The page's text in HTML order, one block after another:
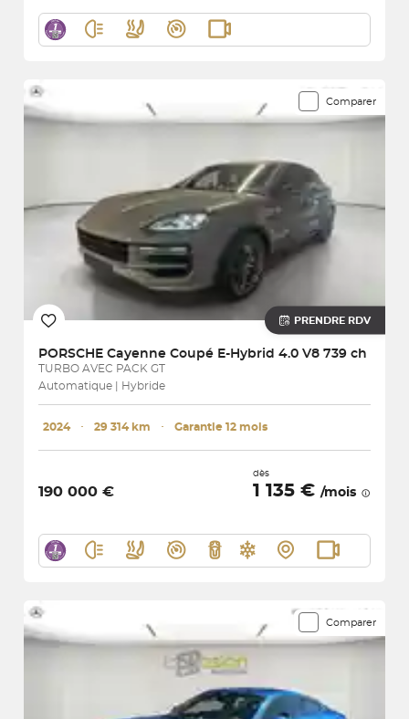
Comparer
PRENDRE RDV
PORSCHE Cayenne Coupé E-Hybrid 4.0 V8 739 ch
TURBO AVEC PACK GT
Automatique | Hybride
2024 ･ 29 314 km ･ Garantie 12 mois
190 000 €
dès
1 135 € /mois
Comparer